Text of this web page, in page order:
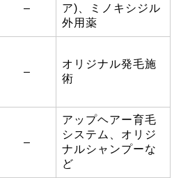
–
ア)、ミノキシジル
外用薬
–
オリジナル発毛施
術
–
アップヘアー育毛
システム、オリジ
ナルシャンプーな
ど